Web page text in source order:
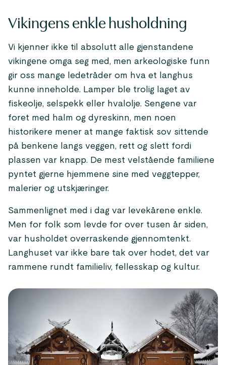
Vikingens enkle husholdning
Vi kjenner ikke til absolutt alle gjenstandene
vikingene omga seg med, men arkeologiske funn
gir oss mange ledetråder om hva et langhus
kunne inneholde. Lamper ble trolig laget av
fiskeolje, selspekk eller hvalolje. Sengene var
foret med halm og dyreskinn, men noen
historikere mener at mange faktisk sov sittende
på benkene langs veggen, rett og slett fordi
plassen var knapp. De mest velstående familiene
pyntet gjerne hjemmene sine med veggtepper,
malerier og utskjæringer.
Sammenlignet med i dag var levekårene enkle.
Men for folk som levde for over tusen år siden,
var husholdet overraskende gjennomtenkt.
Langhuset var ikke bare tak over hodet, det var
rammene rundt familieliv, fellesskap og kultur.